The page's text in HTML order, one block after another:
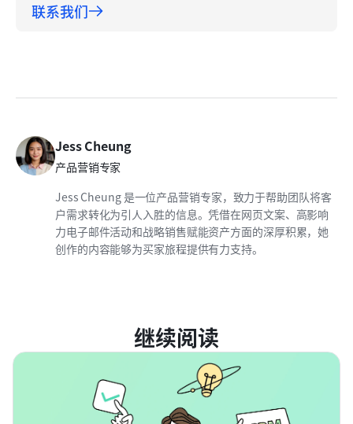
联系我们
Jess Cheung
产品营销专家
Jess Cheung 是一位产品营销专家，致力于帮助团队将客
户需求转化为引人入胜的信息。凭借在网页文案、高影响
力电子邮件活动和战略销售赋能资产方面的深厚积累，她
创作的内容能够为买家旅程提供有力支持。
继续阅读